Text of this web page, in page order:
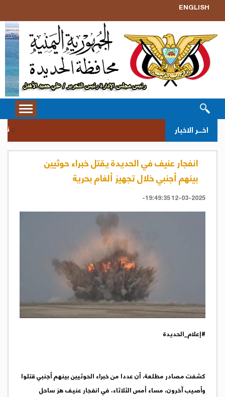
ENGLISH
Toggle
اخــر الاخبار
انفجار عنيف في الحديدة يقتل خبراء حوثيين
بينهم أجنبي خلال تجهيز ألغام بحرية
12-03-2025 19:49:35-
#إعلام_الحديدة
كشفت مصادر مطلعة، أن عددا من خبراء الحوثيين بينهم أجنبي قتلوا
وأصيب آخرون، مساء أمس الثلاثاء، في انفجار عنيف هز ساحل